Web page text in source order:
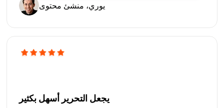
يوري، منشئ محتوى
يجعل التحرير أسهل بكثير